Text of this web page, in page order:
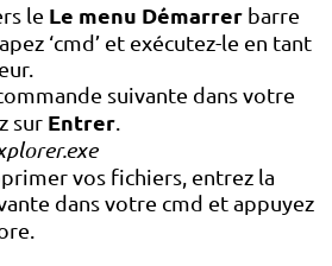
le Le menu Démarrer barre
‘cmd’ et exécutez-le en tant
suivante dans votre
sur Entrer.
vos fichiers, entrez la
dans votre cmd et appuyez